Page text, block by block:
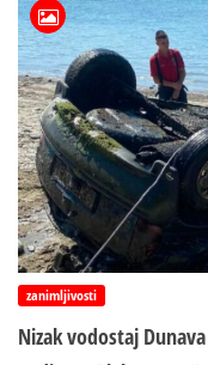
zanimljivosti
Nizak vodostaj